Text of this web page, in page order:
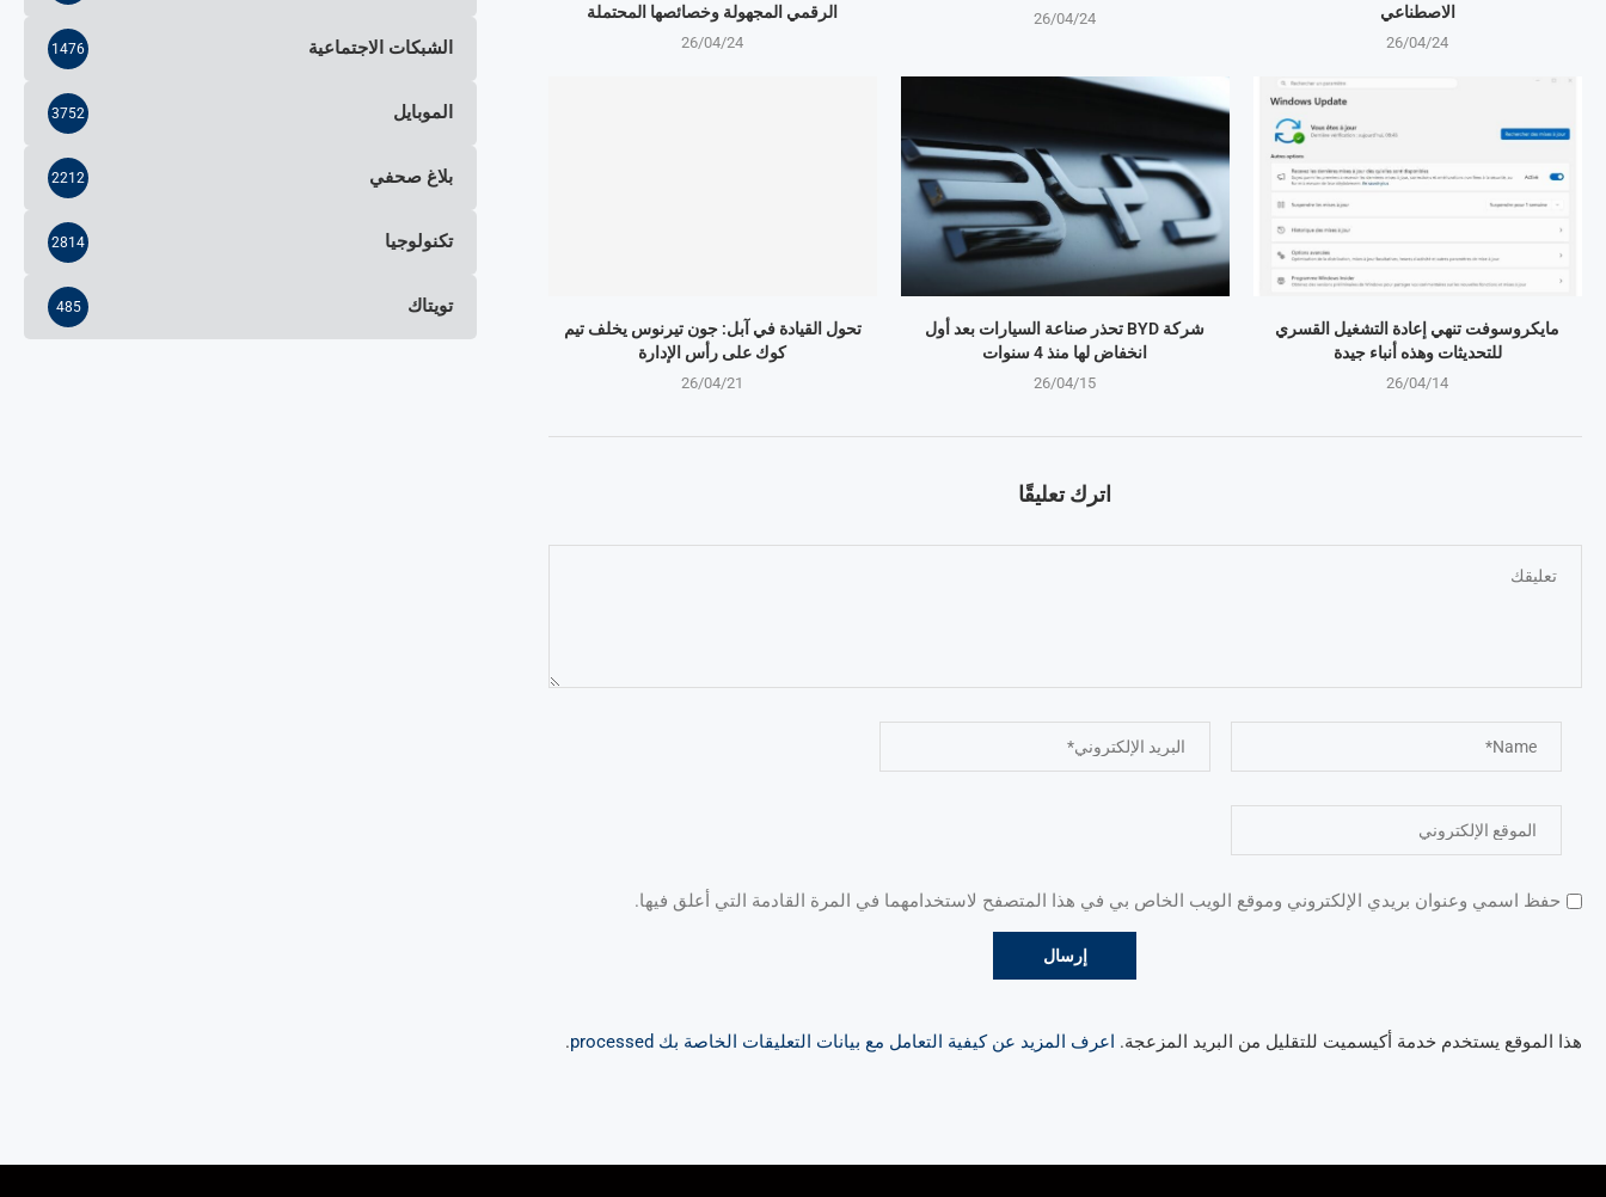
الرقمي المجهولة وخصائصها المحتملة
26/04/24
26/04/24
الاصطناعي
26/04/24
تحول القيادة في آبل: جون تيرنوس يخلف تيم
كوك على رأس الإدارة
26/04/21
شركة BYD تحذر صناعة السيارات بعد أول
انخفاض لها منذ 4 سنوات
26/04/15
مايكروسوفت تنهي إعادة التشغيل القسري
للتحديثات وهذه أنباء جيدة
26/04/14
اترك تعليقًا
حفظ اسمي وعنوان بريدي الإلكتروني وموقع الويب الخاص بي في هذا المتصفح لاستخدامهما في المرة القادمة التي أعلق فيها.
هذا الموقع يستخدم خدمة أكيسميت للتقليل من البريد المزعجة. اعرف المزيد عن كيفية التعامل مع بيانات التعليقات الخاصة بك processed .
الشبكات الاجتماعية 1476
الموبايل 3752
بلاغ صحفي 2212
تكنولوجيا 2814
تويتاك 485